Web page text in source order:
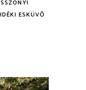
ESKÜVŐ